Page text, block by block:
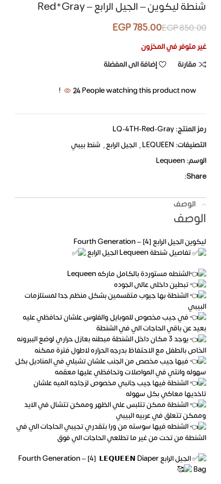
شنطة ليكوين – الجيل الرابع – Red*Gray
850.00
EGP
785.00
EGP
غير متوفر في المخزون
مقارنة
إضافة الى المفضلة
24People watching this product now!
رمز المنتج:LQ-4TH-Red-Gray
التصنيفات: LEQUEEN
, الجيل الرابع, شنط بيبي
الوسم:Lequeen
Share:
الوصف
الوصف
ليكوين الجيل الرابع Fourth Generation – [4]
تفاصيل شنطة Lequeen الجيل الرابع
الشنطه مستوردة بالكامل ماركه Lequeen
تبطين داخلى عالى الجوده
الشنطة بها جيوب متقسمين بشكل منظم جدا لمستلزمات
البيبي
في جيب مخصوص للموبايل والفلوس علشان تحافظي عليه
بعيد عن باقي الحاجات الي في الشنطة
يوجد 3 مكان داخل الشنطة مبطنه بعازل حراري لوضع الببرونه
الخاص بالطفل مع الاحتفاظ بدرجه الحراره لاطول فترة ممكنه
فيها جيب مخصص من الجنب علشان تشيلي في المناديل بكل
سهوله وانتي في المواصلات وتحافظي عليها معقمه
الشنطة فيها جيب جانبي مخصوص لزجاجه الميه علشان
تاخديها معاكي بكل سهوله
الشنطة ممكن تتلبس علي الظهر وممكن تتشال في الايد
وممكن تتعلق في عربيه البيبي
الشنطه فيها سوسته من ورا بتقدري تجيبي الحاجات الي في
الشنطة من تحت من غير ما تطلعي الحاجات الي فوق
الجيل الرابع Fourth Generation – [4] 𝗟𝗘𝗤𝗨𝗘𝗘𝗡 Diaper
Bag